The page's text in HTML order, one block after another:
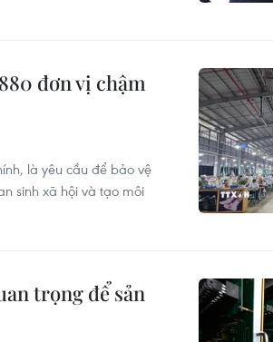
đơn vị chậm
là yêu cầu để bảo vệ
sinh xã hội và tạo môi
trọng để sản